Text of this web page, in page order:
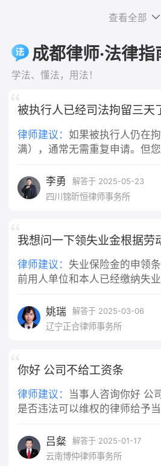
过失"，需要结合具体案情
机关，实践中会根据事故责
因素综合判断。
担。 车辆维修费：
照责任比例，由你承
定全部证据 保存路口
历、检查报告、医疗
出：机动车行经路口
2. 责任认定抗辩要
错，但机动车通过交
速、瞭望义务，请求
要责任，不要申请
所有医疗费只能自行
要赔偿对方车辆维修费用。
用；交强险依旧赔
2. 电动车主责70%
交强险全额赔付医疗
动车方承担30%。这
显超速等严重违法情
很低。 五、关键提示 轻伤伤情赔偿额
对事故认定书不服，
日内申请复核。 需要我给你一段向交警
陈述、争取对方次责
录：和房东反映跳蚤
微信/短信/通话录音
款截图。 二、分步维权操作 1. 先行书
面协商（成本最低） 向房东发送文字催
告（微信/短信留痕）
无法正常居住，属于
房押金，你方私自扣
及法律依据，逾期不
无果后） - 12345政务热线：拨打热线
投诉租房纠纷，属
方协商退费。 3. 司法途径（投诉调解
无效） 1. 小额诉讼：押金金额不大，在
房屋所在地基层法
序提交立案，诉讼费
合同约定仲裁条款，
三、⚠️关键避坑提醒 1. 不要擅自弃房
不得以“签完合同即不
同履行前提是房屋符
先违约在先，租客法
约束； 3. 若房东主
举证则扣款无效。 需要我帮你草拟一份
发给房东的正式催告
明确规定，法律依据
款："用人单位的工
务造成他人损害的，
权责任。" 一、公司承担的是"替代责
是，公司的赔偿责任
两回事。根据法律
的是无过错替代责
要你是在执行工作任
错，公司都要承担赔
的强制性规定。 二、"工作任务"的认定
是关键 你提到"是工作任务"，这一点非
断是否属于"执行工
下几点：事故发生
工作、是否受单位
位指派的任务。快递
作任务的行为。即
没有签订正式劳动合
关系，公司不能以"
免责。 此外，如果快递公司为车辆或员
工投保了商业第三
险等），应首先由保
用人单位承担赔偿责
千元，通常在保险理
查看全部
成都律师·法律指
学法、懂法，用法！
律师建议： 如果被执行人仍在
满），通常无需重复申请。但
（如列入失信名单、限制高消费
李勇 解答于 2025-05-23
四川锦昕恒律师事务所
律师建议： 失业保险金的申领
前用人单位和本人已经缴纳失
失业登记，并有求职要求的。
及支付标准等详情，建议向当
姚瑞 解答于 2025-03-06
辽宁正合律师事务所
你好 公司不给工资条
律师建议：
当事人咨询你好 公
是否违法可以维权的律师给予
吕粲
解答于 2025-01-17
云南博仲律师事务所